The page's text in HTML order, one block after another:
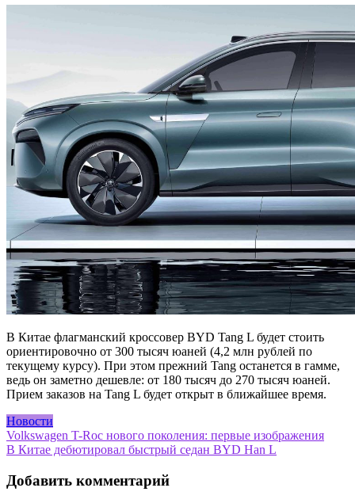
В Китае флагманский кроссовер BYD Tang L будет стоить
ориентировочно от 300 тысяч юаней (4,2 млн рублей по
текущему курсу). При этом прежний Tang останется в гамме,
ведь он заметно дешевле: от 180 тысяч до 270 тысяч юаней.
Прием заказов на Tang L будет открыт в ближайшее время.
Новости
Навигация
по
записям
Volkswagen T-Roc нового поколения: первые изображения
В Китае дебютировал быстрый седан BYD Han L
Добавить комментарий